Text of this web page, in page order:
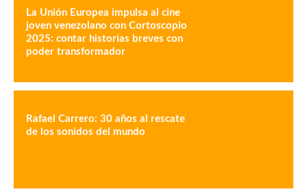
La Unión Europea impulsa al cine
joven venezolano con Cortoscopio
2025: contar historias breves con
poder transformador
Rafael Carrero: 30 años al rescate
de los sonidos del mundo